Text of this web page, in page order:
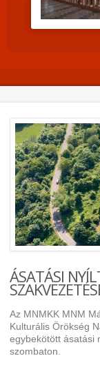
ÁSATÁSI
Az MNMKK MNM
Kulturális Örökség
egybekötött ásatási
szombaton.